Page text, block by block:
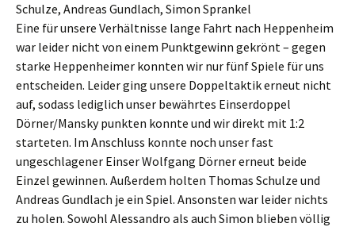
Schulze, Andreas Gundlach, Simon Sprankel
Eine für unsere Verhältnisse lange Fahrt nach Heppenheim
war leider nicht von einem Punktgewinn gekrönt – gegen
starke Heppenheimer konnten wir nur fünf Spiele für uns
entscheiden. Leider ging unsere Doppeltaktik erneut nicht
auf, sodass lediglich unser bewährtes Einserdoppel
Dörner/Mansky punkten konnte und wir direkt mit 1:2
starteten. Im Anschluss konnte noch unser fast
ungeschlagener Einser Wolfgang Dörner erneut beide
Einzel gewinnen. Außerdem holten Thomas Schulze und
Andreas Gundlach je ein Spiel. Ansonsten war leider nichts
zu holen. Sowohl Alessandro als auch Simon blieben völlig